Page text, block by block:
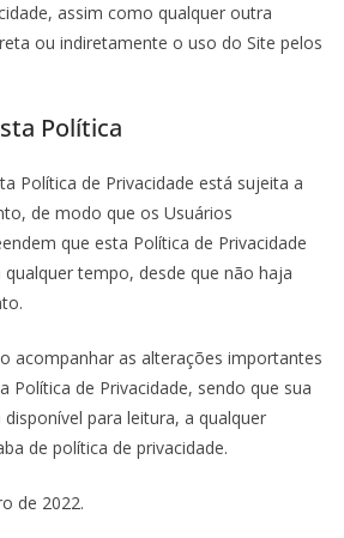
assim como qualquer outra
ou indiretamente o uso do Site pelos
Política
Política de Privacidade está sujeita a
de modo que os Usuários
que esta Política de Privacidade
tempo, desde que não haja
acompanhar as alterações importantes
Política de Privacidade, sendo que sua
para leitura, a qualquer
de política de privacidade.
de 2022.